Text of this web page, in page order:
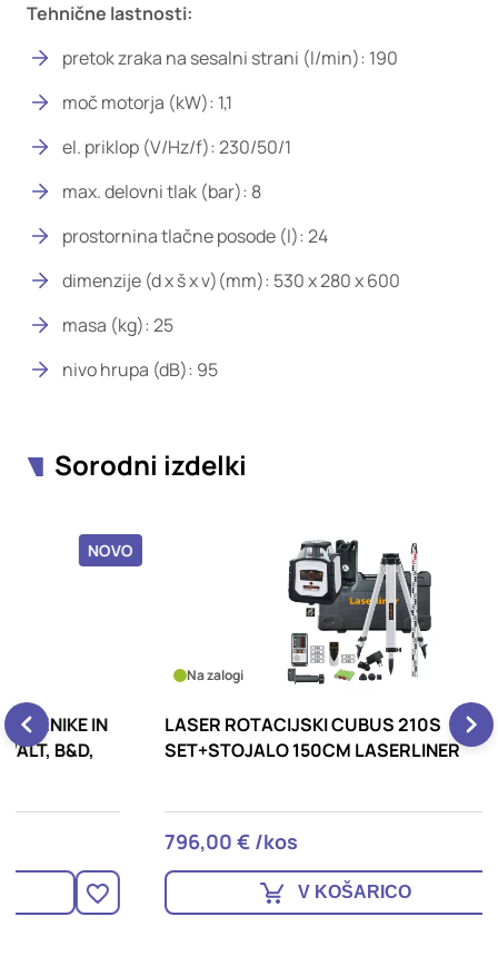
Tehnične lastnosti:
pretok zraka na sesalni strani (l/min): 190
moč motorja (kW): 1,1
el. priklop (V/Hz/f): 230/50/1
max. delovni tlak (bar): 8
prostornina tlačne posode (l): 24
dimenzije (d x š x v)(mm): 530 x 280 x 600
masa (kg): 25
nivo hrupa (dB): 95
Sorodni izdelki
LASER ROTACIJSKI CUBUS 210S
SET+STOJALO 150CM LASERLINER
796,00 € /kos
V KOŠARICO